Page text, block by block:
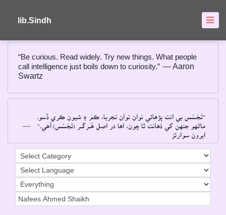
lib.Sindh
“Be curious. Read widely. Try new things. What people
call intelligence just boils down to curiosity.” ― Aaron
Swartz
"تَجَسُس بي انت پڙهائي نوان نوان تجربا، ڪمَ ۽ شيون ڪري ڏسو۔
ماڻهو جنهن کي ذهانت ٿا چون، اها در اصل هُــرکُــر (تَجَسُس) آهي۔"
ايرون سوارٽز